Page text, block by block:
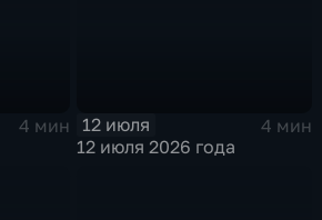
4 мин
12 июля
4 мин
12 июля 2026 года